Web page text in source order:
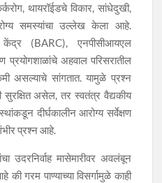
थायरॉईडचे विकार, सांधेदुखी,
समस्यांचा उल्लेख केला आहे.
(BARC), एनपीसीआयएल
प्रयोगशाळांचे अहवाल परिसरातील
कमी असल्याचे सांगतात. यामुळे प्रश्न
सुरक्षित असेल, तर स्वतंत्र वैद्यकीय
दीर्घकालीन आरोग्य सर्वेक्षण
प्रश्न आहे.
उदरनिर्वाह मासेमारीवर अवलंबून
गरम पाण्याच्या विसर्गामुळे काही